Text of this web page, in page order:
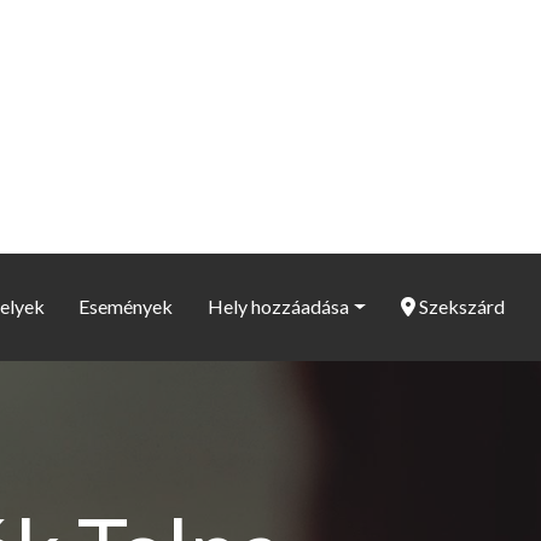
Események Hely hozzáadása Szekszárd